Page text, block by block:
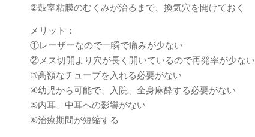
②鼓室粘膜のむくみが治るまで、換気穴を開けておく
メリット：
①レーザーなので一瞬で痛みが少ない
②メス切開より穴が長く開いているので再発率が少ない
③高額なチューブを入れる必要がない
④幼児から可能で、入院、全身麻酔する必要がない
⑤内耳、中耳への影響がない
⑥治療期間が短縮する